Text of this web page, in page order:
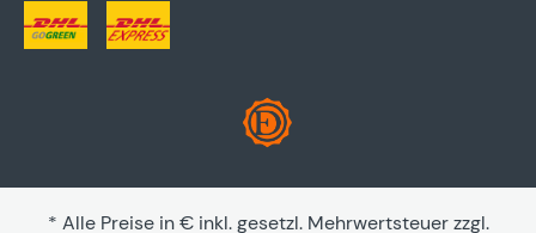
* Alle Preise in € inkl. gesetzl. Mehrwertsteuer zzgl.